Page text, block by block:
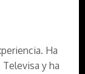
Ha
y ha